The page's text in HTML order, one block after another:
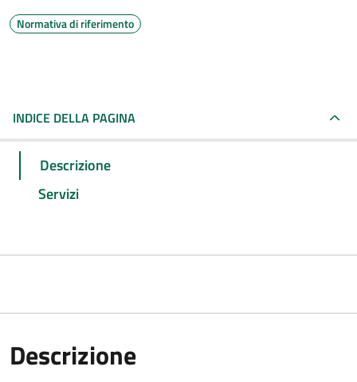
Normativa di riferimento
INDICE DELLA PAGINA
Descrizione
Servizi
Descrizione